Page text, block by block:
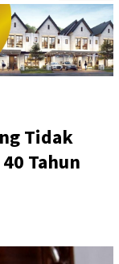
Tidak
Tahun